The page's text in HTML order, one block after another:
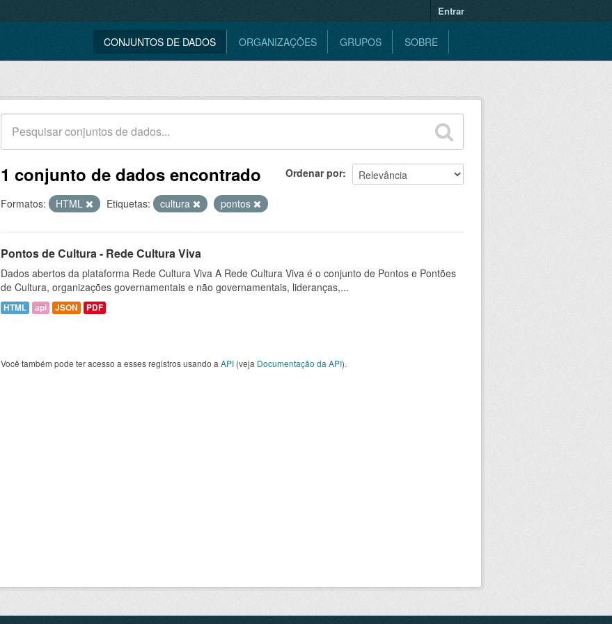
Entrar
CONJUNTOS DE DADOS ORGANIZAÇÕES GRUPOS SOBRE
Ordenar por
1 conjunto de dados encontrado
Formatos: HTML Etiquetas: cultura pontos
Pontos de Cultura - Rede Cultura Viva
Dados abertos da plataforma Rede Cultura Viva A Rede Cultura Viva é o conjunto de Pontos e Pontões
de Cultura, organizações governamentais e não governamentais, lideranças,...
HTML api JSON PDF
Você também pode ter acesso a esses registros usando a API (veja Documentação da API).